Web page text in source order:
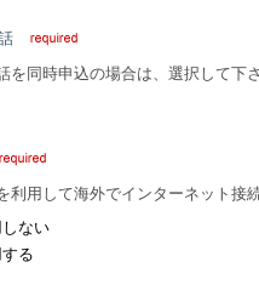
同時申込の場合は、選択して下さ
用して海外でインターネット接
ない
る